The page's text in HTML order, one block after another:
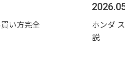
い方完全
ホンダ
説